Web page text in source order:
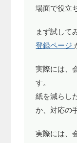
場面で役立
まず試して
登録ページ
実際には、
す。
紙を減らし
か、対応の
実際には、